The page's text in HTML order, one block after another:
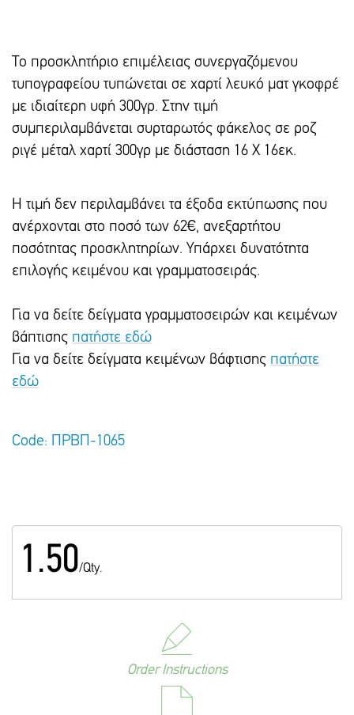
Το προσκλητήριο επιμέλειας συνεργαζόμενου
τυπογραφείου τυπώνεται σε χαρτί λευκό ματ γκοφρέ
με ιδιαίτερη υφή 300γρ. Στην τιμή
συμπεριλαμβάνεται συρταρωτός φάκελος σε ροζ
ριγέ μέταλ χαρτί 300γρ με διάσταση 16 Χ 16εκ.
Η τιμή δεν περιλαμβάνει τα έξοδα εκτύπωσης που
ανέρχονται στο ποσό των 62€, ανεξαρτήτου
ποσότητας προσκλητηρίων. Υπάρxει δυνατότητα
επιλογής κειμένου και γραμματοσειράς.
Για να δείτε δείγματα γραμματοσειρών και κειμένων
βάπτισης πατήστε εδώ
Για να δείτε δείγματα κειμένων βάφτισης πατήστε
εδώ
Code: ΠΡΒΠ-1065
1.50/Qty.
Order Instructions